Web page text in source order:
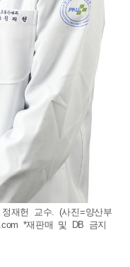
재헌 교수. (사진=양산부
*재판매 및 DB 금지